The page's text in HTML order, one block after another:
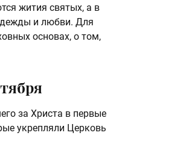
жития святых, а в
и любви. Для
основах, о том,
за Христа в первые
укрепляли Церковь